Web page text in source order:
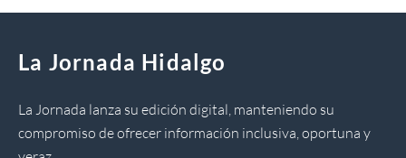
La Jornada Hidalgo
La Jornada lanza su edición digital, manteniendo su
compromiso de ofrecer información inclusiva, oportuna y